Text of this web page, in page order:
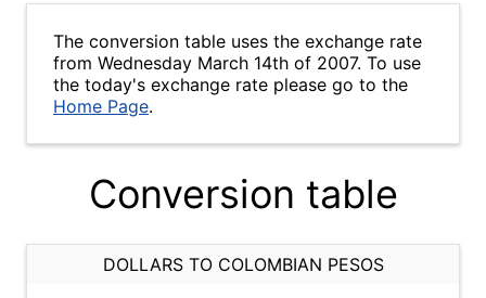
The conversion table uses the exchange rate
from Wednesday March 14th of 2007. To use
the today's exchange rate please go to the
Home Page.
Conversion table
DOLLARS TO COLOMBIAN PESOS